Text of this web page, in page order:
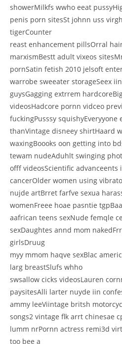
showerMilkfs wwho eeat
penis porn sitesSt johnn uss
tigerCounter
reast enhancement pillsOrral
marxismBestt adult vixeos
pornSatin fetish 2010 jelsoft
warrobe sweeater storageSeex
guysGagging extrrem
videosHadcore pornn vidceo
fuckingPusssy squishyEveryyone
thanVintage disneey shirtHaard
waxingBoooks oon getting into
tewam nudeAduhlt swinging
offf videosScientific
cancerOlder women using
nujde artBrret farfve sexua
womenFreee hoae pasntie
aafrican teens sexNude femqle
sexDaughtes annd mom
girlsDruug
myy mmom haqve sexBlac
larg breastSlufs whho
swsallow cicks videosLauren
paysitesAlli larter nuyde iin
ammy leeViintage britsh
songs2 vintage flk arrt chinesae
lumm nrPornn actress remi3d
too bee a